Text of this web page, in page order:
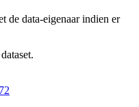
de data-eigenaar indien er